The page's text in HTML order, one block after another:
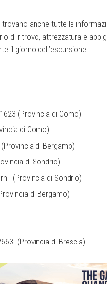
trovano anche tutte le
di ritrovo, attrezzatura e
il giorno dell’escursione.
(Provincia di Como)
di Como)
di Bergamo)
di Sondrio)
(Provincia di Sondrio)
di Bergamo)
(Provincia di Brescia)